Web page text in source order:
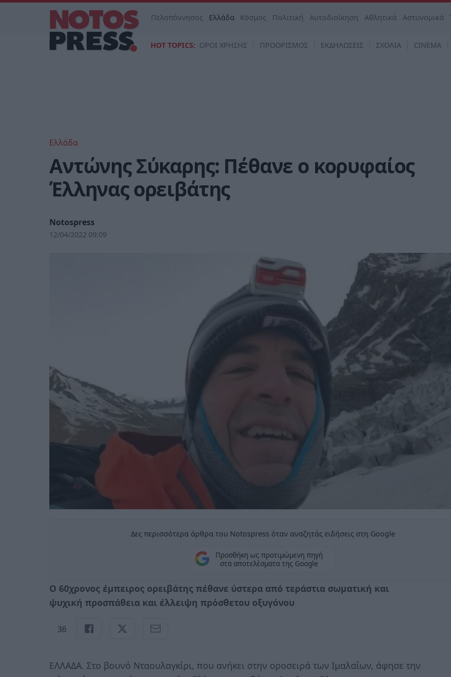
Πελοπόννησος Ελλάδα Κόσμος Πολιτική Αυτοδιοίκηση Αθλητικά Αστυνομικά
HOT TOPICS: ΟΡΟΙ ΧΡΗΣΗΣ ΠΡΟΟΡΙΣΜΟΣ ΕΚΔΗΛΩΣΕΙΣ ΣΧΟΛΙΑ CINEMA
Ελλάδα
Αντώνης Σύκαρης: Πέθανε ο κορυφαίος
Έλληνας ορειβάτης
Notospress
12/04/2022 09:09
Δες περισσότερα άρθρα του Notospress όταν αναζητάς ειδήσεις στη Google
Προσθήκη ως προτιμώμενη πηγή
στα αποτελέσματα της Google
Ο 60χρονος έμπειρος ορειβάτης πέθανε ύστερα από τεράστια σωματική και
ψυχική προσπάθεια και έλλειψη πρόσθετου οξυγόνου
36
ΕΛΛΑΔΑ. Στο βουνό Νταουλαγκίρι, που ανήκει στην οροσειρά των Ιμαλαΐων, άφησε την